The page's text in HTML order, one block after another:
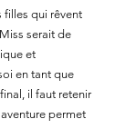
filles qui rêvent
serait de
et
en tant que
il faut retenir
permet